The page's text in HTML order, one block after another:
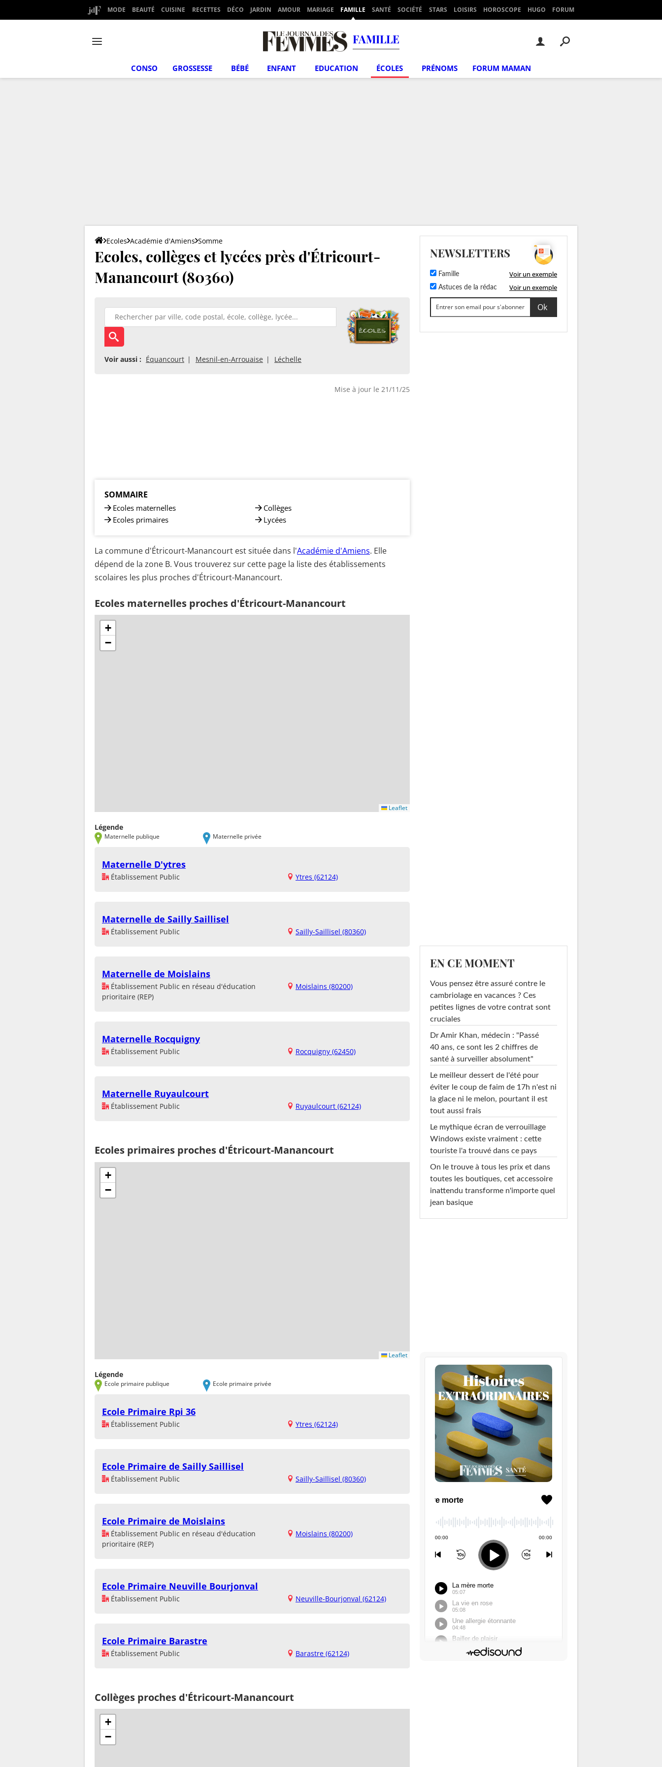
MODE BEAUTÉ CUISINE RECETTES DÉCO JARDIN AMOUR MARIAGE FAMILLE SANTÉ SOCIÉTÉ STARS LOISIRS HOROSCOPE HUGO FORUM
FAMILLE
CONSO GROSSESSE BÉBÉ ENFANT EDUCATION ÉCOLES PRÉNOMS FORUM MAMAN
Ecoles Académie d'Amiens Somme
Ecoles, collèges et lycées près d'Étricourt-
Manancourt (80360)
Voir aussi : Équancourt Mesnil-en-Arrouaise Léchelle
Mise à jour le 21/11/25
SOMMAIRE
Ecoles maternelles
Ecoles primaires
Collèges
Lycées
La commune d'Étricourt-Manancourt est située dans l'Académie d'Amiens. Elle
dépend de la zone B. Vous trouverez sur cette page la liste des établissements
scolaires les plus proches d'Étricourt-Manancourt.
Ecoles maternelles proches d'Étricourt-Manancourt
+
−
Leaflet
Légende
Maternelle publique Maternelle privée
Maternelle D'ytres
Établissement Public Ytres (62124)
Maternelle de Sailly Saillisel
Établissement Public Sailly-Saillisel (80360)
Maternelle de Moislains
Établissement Public en réseau d'éducation
prioritaire (REP)
Moislains (80200)
Maternelle Rocquigny
Établissement Public Rocquigny (62450)
Maternelle Ruyaulcourt
Établissement Public Ruyaulcourt (62124)
Ecoles primaires proches d'Étricourt-Manancourt
+
−
Leaflet
Légende
Ecole primaire publique Ecole primaire privée
Ecole Primaire Rpi 36
Établissement Public Ytres (62124)
Ecole Primaire de Sailly Saillisel
Établissement Public Sailly-Saillisel (80360)
Ecole Primaire de Moislains
Établissement Public en réseau d'éducation
prioritaire (REP)
Moislains (80200)
Ecole Primaire Neuville Bourjonval
Établissement Public Neuville-Bourjonval (62124)
Ecole Primaire Barastre
Établissement Public Barastre (62124)
Collèges proches d'Étricourt-Manancourt
+
−
NEWSLETTERS
Famille Voir un exemple
Astuces de la rédac Voir un exemple
EN CE MOMENT
Vous pensez être assuré contre le
cambriolage en vacances ? Ces
petites lignes de votre contrat sont
cruciales
Dr Amir Khan, médecin : "Passé
40 ans, ce sont les 2 chiffres de
santé à surveiller absolument"
Le meilleur dessert de l'été pour
éviter le coup de faim de 17h n'est ni
la glace ni le melon, pourtant il est
tout aussi frais
Le mythique écran de verrouillage
Windows existe vraiment : cette
touriste l'a trouvé dans ce pays
On le trouve à tous les prix et dans
toutes les boutiques, cet accessoire
inattendu transforme n'importe quel
jean basique